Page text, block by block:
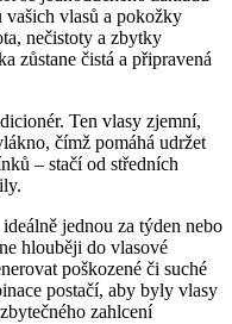
vlasů a pokožky
nečistoty a zbytky
zůstane čistá a připravená
Ten vlasy zjemní,
čímž pomáhá udržet
– stačí od středních
jednou za týden nebo
hlouběji do vlasové
poškozené či suché
postačí, aby byly vlasy
zahlcení